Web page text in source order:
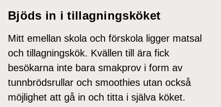
Bjöds in i tillagningsköket
Mitt emellan skola och förskola ligger matsal
och tillagningskök. Kvällen till ära fick
besökarna inte bara smakprov i form av
tunnbrödsrullar och smoothies utan också
möjlighet att gå in och titta i själva köket.